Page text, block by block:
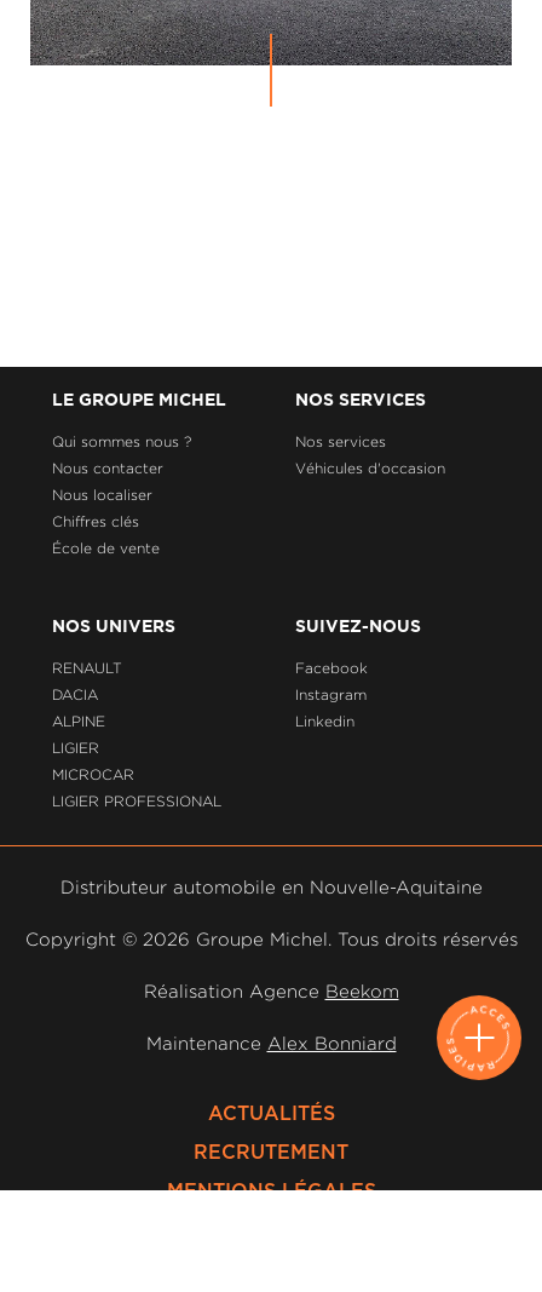
LE GROUPE MICHEL
Qui sommes nous ?
Nous contacter
Nous localiser
Chiffres clés
École de vente
NOS SERVICES
Nos services
Véhicules d'occasion
NOS UNIVERS
RENAULT
DACIA
ALPINE
LIGIER
MICROCAR
LIGIER PROFESSIONAL
SUIVEZ-NOUS
Facebook
Instagram
Linkedin
Distributeur automobile en Nouvelle-Aquitaine
Copyright © 2026 Groupe Michel. Tous droits réservés
Réalisation Agence Beekom
Maintenance Alex Bonniard
ACTUALITÉS
RECRUTEMENT
MENTIONS LÉGALES